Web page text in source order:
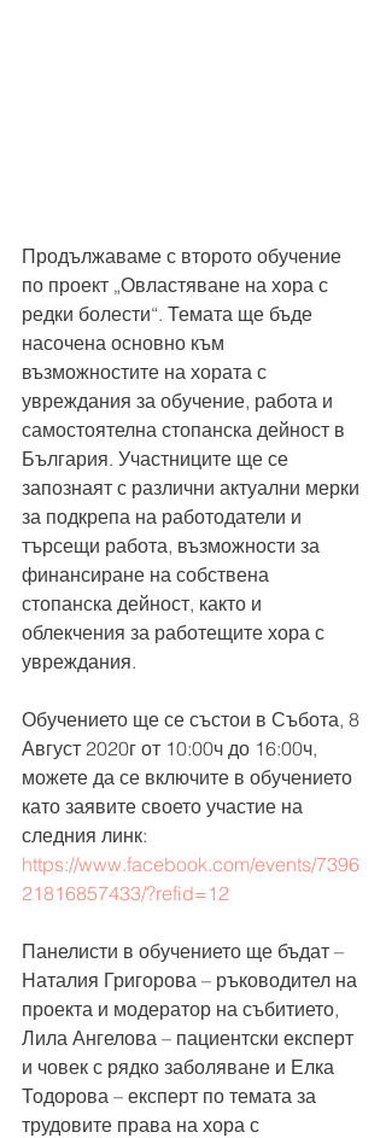
Продължаваме с второто обучение
по проект „Овластяване на хора с
редки болести“. Темата ще бъде
насочена основно към
възможностите на хората с
увреждания за обучение, работа и
самостоятелна стопанска дейност в
България. Участниците ще се
запознаят с различни актуални мерки
за подкрепа на работодатели и
търсещи работа, възможности за
финансиране на собствена
стопанска дейност, както и
облекчения за работещите хора с
увреждания.
Обучението ще се състои в Събота, 8
Август 2020г от 10:00ч до 16:00ч,
можете да се включите в обучението
като заявите своето участие на
следния линк:
https://www.facebook.com/events/7396
21816857433/?refid=12
Панелисти в обучението ще бъдат –
Наталия Григорова – ръководител на
проекта и модератор на събитието,
Лила Ангелова – пациентски експерт
и човек с рядко заболяване и Елка
Тодорова – експерт по темата за
трудовите права на хора с